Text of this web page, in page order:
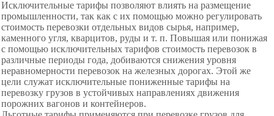
Исключительные тарифы позволяют влиять на размеще­ние
промышленности, так как с их помощью можно регу­лировать
стоимость перевозки отдельных видов сырья, на­пример,
каменного угля, кварцитов, руды и т. п. Повышая или понижая
с помощью исключительных тарифов сто­имость перевозок в
различные периоды года, добиваются снижения уровня
неравномерности перевозок на железных дорогах. Этой же
цели служат исключительные понижен­ные тарифы на
перевозку грузов в устойчивых направле­ниях движения
порожних вагонов и контейнеров.